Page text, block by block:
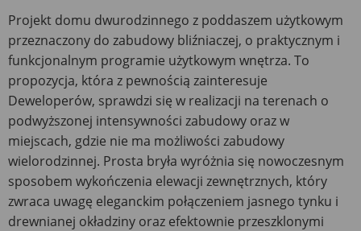
Projekt domu dwurodzinnego z poddaszem użytkowym
przeznaczony do zabudowy bliźniaczej, o praktycznym i
funkcjonalnym programie użytkowym wnętrza. To
propozycja, która z pewnością zainteresuje
Deweloperów, sprawdzi się w realizacji na terenach o
podwyższonej intensywności zabudowy oraz w
miejscach, gdzie nie ma możliwości zabudowy
wielorodzinnej. Prosta bryła wyróżnia się nowoczesnym
sposobem wykończenia elewacji zewnętrznych, który
zwraca uwagę eleganckim połączeniem jasnego tynku i
drewnianej okładziny oraz efektownie przeszklonymi